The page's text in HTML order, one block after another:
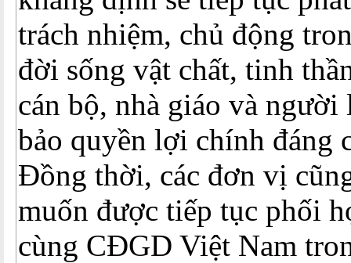
trách nhiệm, chủ động
đời sống vật chất, tinh
cán bộ, nhà giáo và người
bảo quyền lợi chính đáng
Đồng thời, các đơn vị
muốn được tiếp tục phối
cùng CĐGD Việt Nam